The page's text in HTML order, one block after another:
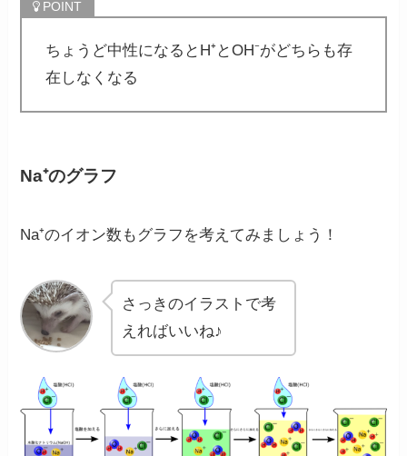
ちょうど中性になるとH⁺とOH⁻がどちらも存
在しなくなる
Na⁺のグラフ
Na⁺のイオン数もグラフを考えてみましょう！
さっきのイラストで考
えればいいね♪